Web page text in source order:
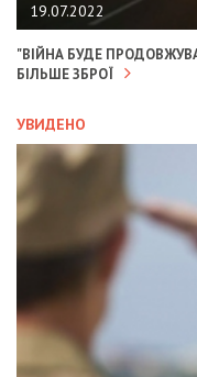
19.07.2022
"ВІЙНА БУДЕ
БІЛЬШЕ ЗБРОЇ
УВИДЕНО